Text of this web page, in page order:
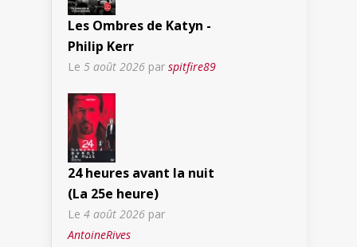
Les Ombres de Katyn -
Philip Kerr
Le 5 août 2026 par spitfire89
24 heures avant la nuit
(La 25e heure)
Le 4 août 2026 par
AntoineRives